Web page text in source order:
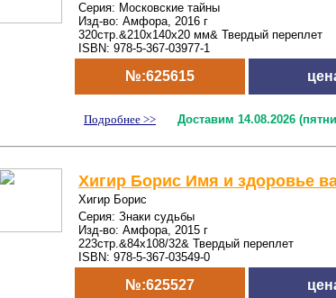
Серия: Московские тайны
Изд-во: Амфора, 2016 г
320стр.&210x140x20 мм& Твердый переплет
ISBN: 978-5-367-03977-1
№:625615
Подробнее >> Доставим 14.08.2026
Хигир Борис Имя и здоровье
Хигир Борис
Серия: Знаки судьбы
Изд-во: Амфора, 2015 г
223стр.&84x108/32& Твердый переплет
ISBN: 978-5-367-03549-0
№:625527